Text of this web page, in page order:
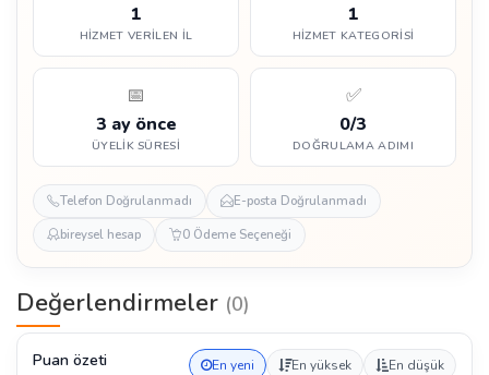
1
HIZMET VERILEN İL
1
HIZMET KATEGORISI
📅
3 ay önce
ÜYELIK SÜRESI
✅
0/3
DOĞRULAMA ADIMI
Telefon Doğrulanmadı
E-posta Doğrulanmadı
bireysel hesap
0 Ödeme Seçeneği
Değerlendirmeler (0)
Puan özeti En yeni En yüksek En düşük